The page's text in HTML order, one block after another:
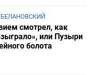
БЕЛАНОВСКИЙ
смотрел, как
или Пузыри
болота